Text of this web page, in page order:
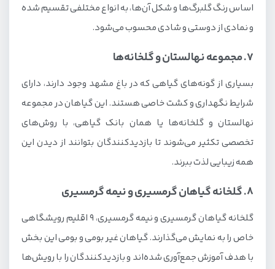
اساس رنگ گلبرگ‌ها و شکل آن‌ها، به انواع مختلفی تقسیم شده
و نمادی از دوستی و شادی محسوب می‌شود.
7. مجموعه نهالستان و گلخانه‌ها
بسیاری از گونه‌های گیاهی که در باغ مشهد وجود دارند، دارای
شرایط نگهداری و کشت خاصی هستند. این گیاهان در مجموعه
نهالستان و گلخانه‌ها یا همان بانک گیاهی، با روش‌های
تخصصی تکثیر می‌شوند تا بازدیدکنندگان بتوانند از دیدن این
همه زیبایی لذت ببرند.
8. گلخانه گیاهان گرمسیری و نیمه گرمسیری
گلخانه گیاهان گرمسیری و نیمه گرمسیری، 9 اقلیم رویشگاهی
خاص را به نمایش می‌گذارند. گیاهان غیر بومی و بومی این بخش
با هدف آموزش جمع‌آوری شده‌اند و بازدید‌کنندگان را با رویش‌ها